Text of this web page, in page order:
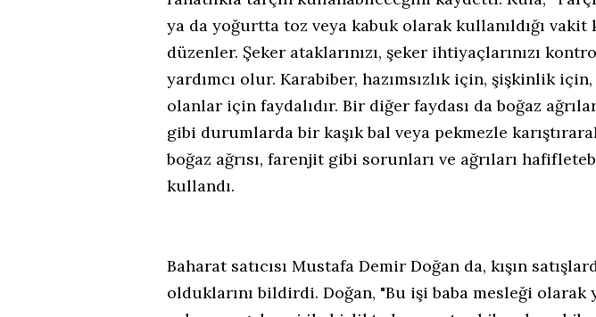
ya da yoğurtta toz veya kabuk olarak kullanıldığı vakit
düzenler. Şeker ataklarınızı, şeker ihtiyaçlarınızı
yardımcı olur. Karabiber, hazımsızlık için, şişkinlik
olanlar için faydalıdır. Bir diğer faydası da boğaz
gibi durumlarda bir kaşık bal veya pekmezle
boğaz ağrısı, farenjit gibi sorunları ve ağrıları
kullandı.
Baharat satıcısı Mustafa Demir Doğan da, kışın
olduklarını bildirdi. Doğan, "Bu işi baba mesleği olarak